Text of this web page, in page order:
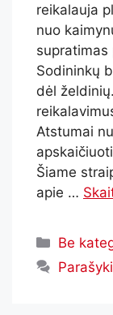
reikalauja
nuo
Sodininkų
dėl
Atstumai
Šiame
apie …
Be